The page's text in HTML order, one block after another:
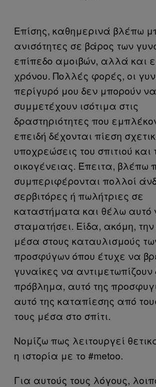
Επίσης, καθημερινά βλέπω
ανισότητες σε βάρος των
επίπεδο αμοιβών, αλλά και
χρόνου. Πολλές φορές, οι
περίγυρό μου δεν μπορούν να
συμμετέχουν ισότιμα στις
δραστηριότητες που
επειδή δέχονται πίεση
υποχρεώσεις του σπιτιού και
οικογένειας. Έπειτα, βλέπω
συμπεριφέρονται πολλοί
σερβιτόρες ή πωλήτριες σε
καταστήματα και θέλω αυτό
σταματήσει. Είδα, ακόμη,
μέσα στους καταυλισμούς
προσφύγων όπου έτυχε να
γυναίκες να αντιμετωπίζουν
πρόβλημα, αυτό της
αυτό της καταπίεσης από
τους μέσα στο σπίτι.
Νομίζω πως λειτουργεί
η ιστορία με το #metoo.
Για αυτούς τους λόγους,